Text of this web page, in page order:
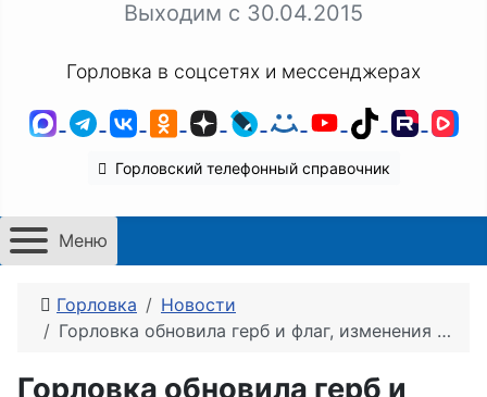
Выходим с 30.04.2015
Горловка в соцсетях и мессенджерах
MAXTelegram
ВКонтакте
Одноклассники
ДзенLiveJournal
Мой Мир
YouTube
TikTok
Горловский телефонный справочник
Меню
Горловка
Новости
Горловка обновила герб и флаг, изменения внесены в Государственный геральдический регистр России
Горловка обновила герб и